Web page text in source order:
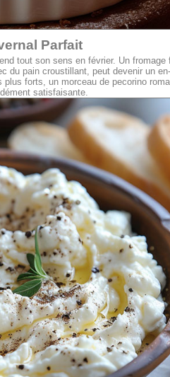
Parfait
tout son sens en février. Un fromage
du pain croustillant, peut devenir un
forts, un morceau de pecorino
satisfaisante.